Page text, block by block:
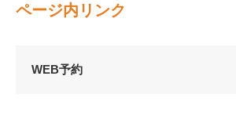
ページ内リンク
WEB予約